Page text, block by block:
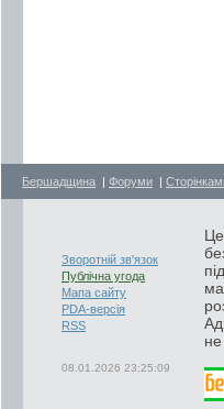
Бершадщина | Форуми |
Зворотній зв'язок
Публічна угода
Мапа сайту
PDA-версія
RSS
08.01.2026 23:25:09
не